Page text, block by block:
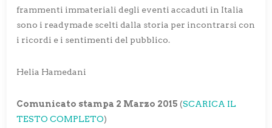
frammenti immateriali degli eventi accaduti in Italia
sono i readymade scelti dalla storia per incontrarsi con
i ricordi e i sentimenti del pubblico.
Helia Hamedani
Comunicato stampa 2 Marzo 2015 (SCARICA IL
TESTO COMPLETO)